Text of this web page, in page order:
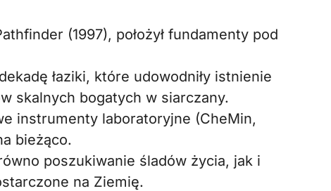
(1997), położył fundamenty pod
łaziki, które udowodniły istnienie
skalnych bogatych w siarczany.
instrumenty laboratoryjne (CheMin,
bieżąco.
poszukiwanie śladów życia, jak i
na Ziemię.